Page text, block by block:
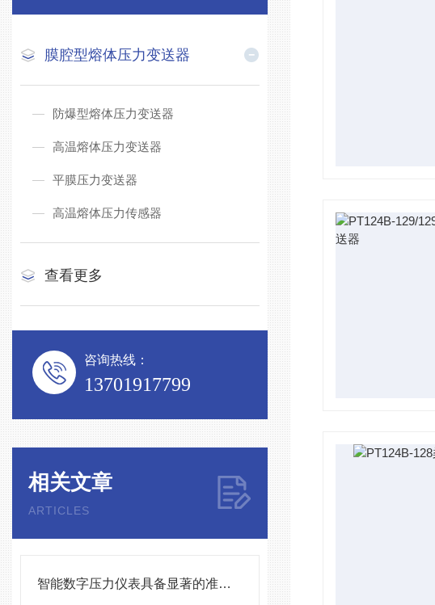
膜腔型熔体压力变送器
防爆型熔体压力变送器
高温熔体压力变送器
平膜压力变送器
高温熔体压力传感器
查看更多
咨询热线：
13701917799
相关文章
ARTICLES
智能数字压力仪表具备显著的准确性和精度